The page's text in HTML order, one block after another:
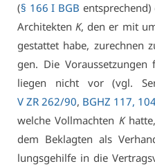
(§ 166 I BGB
Ar­chi­tek­tenK, den er mit
ge­stat­tet ha­be,
gen. Die Vor­aus­set­zun­gen
lie­gen nicht vor (vgl.
V ZR 262/90, BGHZ 117,
wel­che Voll­mach­ten K
dem Be­klag­ten als
lungs­ge­hil­fe in die